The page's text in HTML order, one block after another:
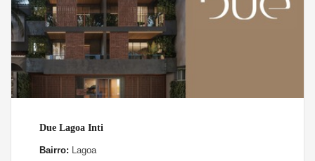
Due Lagoa Inti
Bairro: Lagoa